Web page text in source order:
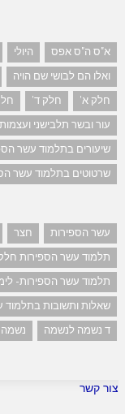
א"ס ה"ס אפס היולי
ואלו הם לבושי שם הויה
חלק א'
חלק ד'
עור ובשר תלבישני ועצמות
שיעורים בתלמוד עשר
שרטוטים בתלמוד עשר
עשר הספירות חצר
תלמוד עשר הספירות
תלמוד עשר הספירות-
שאלות ותשובות בתלמוד
ד נשמה לנשמה
נשמה
צור קשר